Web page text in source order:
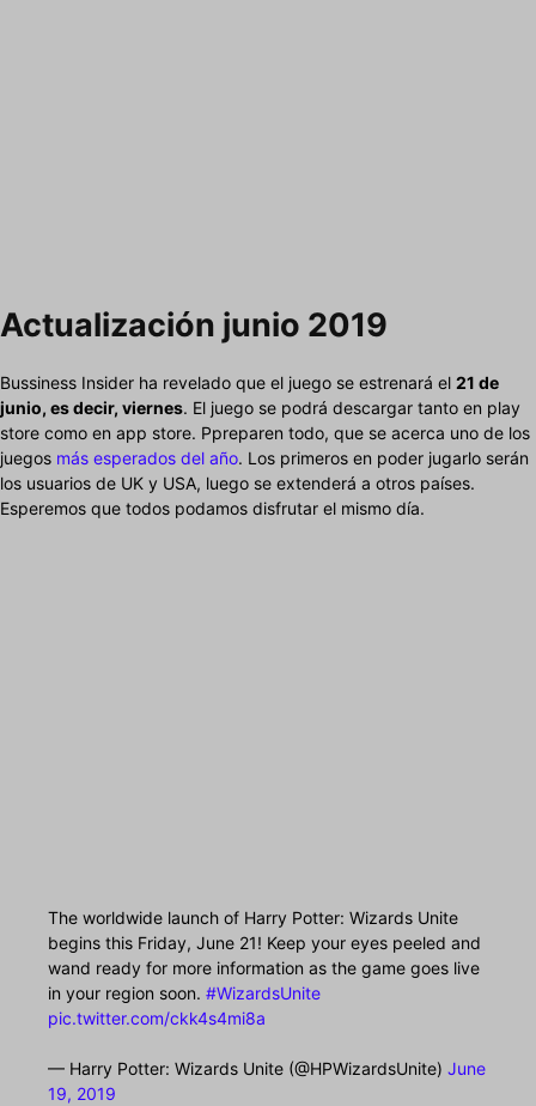
Actualización junio 2019
Bussiness Insider ha revelado que el juego se estrenará el 21 de
junio, es decir, viernes. El juego se podrá descargar tanto en play
store como en app store. Ppreparen todo, que se acerca uno de los
juegos más esperados del año. Los primeros en poder jugarlo serán
los usuarios de UK y USA, luego se extenderá a otros países.
Esperemos que todos podamos disfrutar el mismo día.
The worldwide launch of Harry Potter: Wizards Unite
begins this Friday, June 21! Keep your eyes peeled and
wand ready for more information as the game goes live
in your region soon. #WizardsUnite
pic.twitter.com/ckk4s4mi8a
— Harry Potter: Wizards Unite (@HPWizardsUnite) June
19, 2019